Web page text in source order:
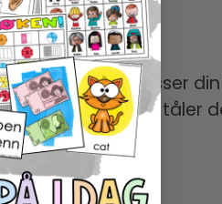
som passer
de er laminert, tåler